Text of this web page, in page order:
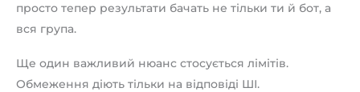
просто тепер результати бачать не тільки ти й бот, а
вся група.
Ще один важливий нюанс стосується лімітів.
Обмеження діють тільки на відповіді ШІ.